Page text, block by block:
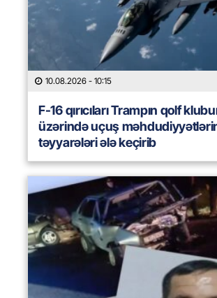
10.08.2026 - 10:15
F-16 qırıcıları Trampın qolf
üzərində uçuş
təyyarələri ələ keçirib